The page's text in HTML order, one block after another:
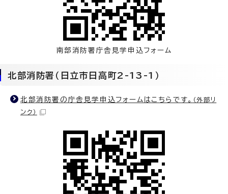
南部消防署庁舎見学申込フォーム
北部消防署（日立市日高町2-13-1）
北部消防署の庁舎見学申込フォームはこちらです。 （外部リ
ンク）